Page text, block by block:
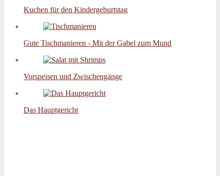
Kuchen für den Kindergeburtstag
Gute Tischmanieren - Mit der Gabel zum Mund
Vorspeisen und Zwischengänge
Das Hauptgericht